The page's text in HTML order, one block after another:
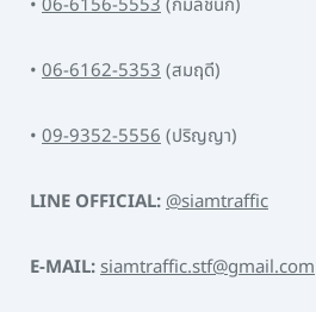
• 06-6156-5553(กมลชนก)
• 06-6162-5353(สมฤดี)
• 09-9352-5556(ปริญญา)
LINE OFFICIAL:@siamtraffic
E-MAIL:siamtraffic.stf@gmail.com